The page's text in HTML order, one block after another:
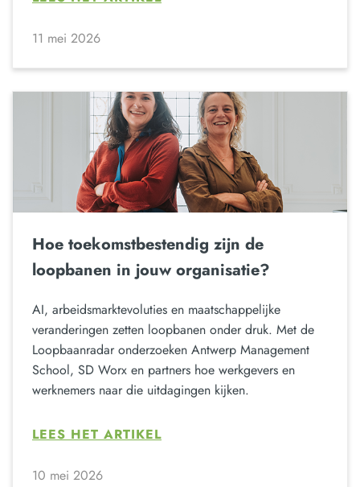
11 mei 2026
Hoe toekomstbestendig zijn de
loopbanen in jouw organisatie?
AI, arbeidsmarktevoluties en maatschappelijke
veranderingen zetten loopbanen onder druk. Met de
Loopbaanradar onderzoeken Antwerp Management
School, SD Worx en partners hoe werkgevers en
werknemers naar die uitdagingen kijken.
LEES HET ARTIKEL
10 mei 2026